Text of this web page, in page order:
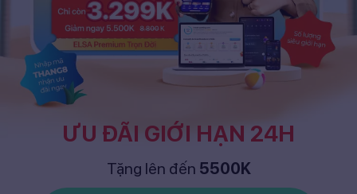
ƯU ĐÃI GIỚI HẠN 24H
Tặng lên đến 5500K